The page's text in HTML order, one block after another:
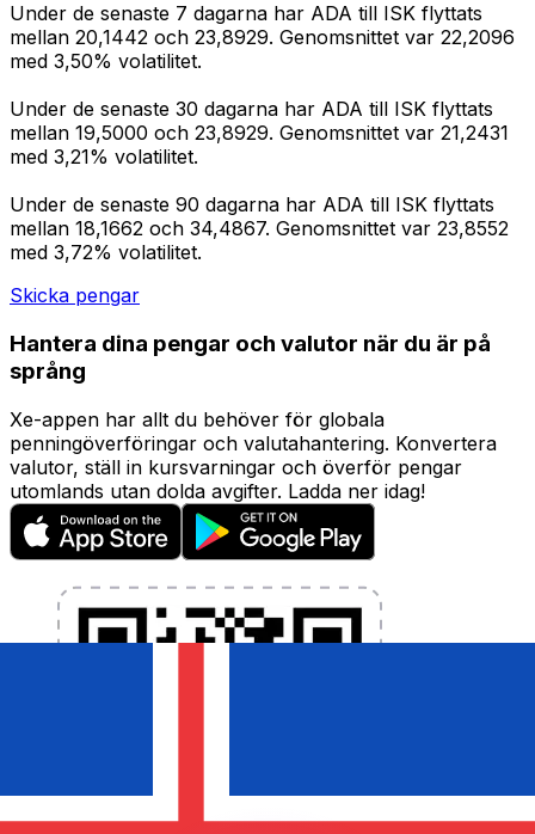
Under de senaste 7 dagarna har ADA till ISK flyttats
mellan 20,1442 och 23,8929. Genomsnittet var 22,2096
med 3,50% volatilitet.
Under de senaste 30 dagarna har ADA till ISK flyttats
mellan 19,5000 och 23,8929. Genomsnittet var 21,2431
med 3,21% volatilitet.
Under de senaste 90 dagarna har ADA till ISK flyttats
mellan 18,1662 och 34,4867. Genomsnittet var 23,8552
med 3,72% volatilitet.
Skicka pengar
Hantera dina pengar och valutor när du är på
språng
Xe-appen har allt du behöver för globala
penningöverföringar och valutahantering. Konvertera
valutor, ställ in kursvarningar och överför pengar
utomlands utan dolda avgifter. Ladda ner idag!